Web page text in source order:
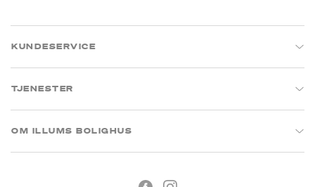
KUNDESERVICE
TJENESTER
OM ILLUMS BOLIGHUS